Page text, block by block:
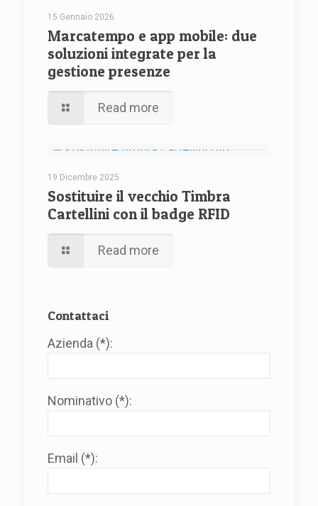
15 Gennaio 2026
Marcatempo e app mobile: due
soluzioni integrate per la
gestione presenze
Read more
19 Dicembre 2025
Sostituire il vecchio Timbra
Cartellini con il badge RFID
Read more
Contattaci
Azienda (*):
Nominativo (*):
Email (*):